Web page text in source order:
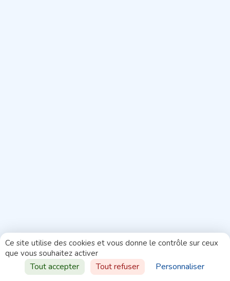
Ce site utilise des cookies et vous donne le contrôle sur ceux
que vous souhaitez activer
Tout accepter Tout refuser Personnaliser